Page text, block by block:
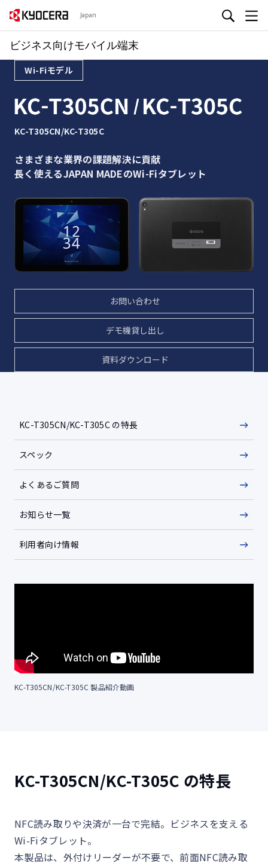
Japan
ビジネス向けモバイル端末
Wi-Fiモデル
KC-T305CN/KC-T305C
さまざまな業界の課題解決に貢献
長く使えるJAPAN MADEのWi-Fiタブレット
お問い合わせ
デモ機貸し出し
資料ダウンロード
KC-T305CN/KC-T305C の特長
スペック
よくあるご質問
お知らせ一覧
利用者向け情報
KC-T305CN/KC-T305C 製品紹介動画
KC-T305CN/KC-T305C の特長
NFC読み取りや決済が一台で完結。ビジネスを支える
Wi-Fiタブレット。​
本製品は、外付けリーダーが不要で、前面NFC読み取